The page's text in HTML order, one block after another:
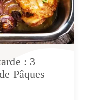
: 3
Pâques